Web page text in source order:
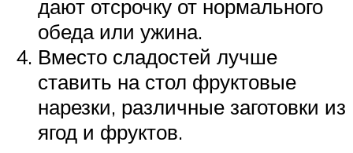
дают отсрочку от нормального
обеда или ужина.
Вместо сладостей лучше
ставить на стол фруктовые
нарезки, различные заготовки из
ягод и фруктов.